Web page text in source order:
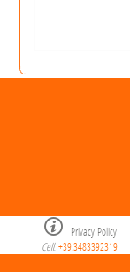
Privacy Policy
Cell. +39.3483392319